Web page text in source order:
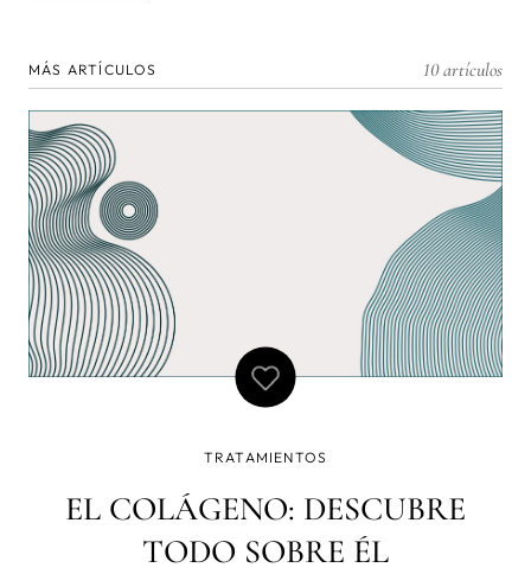
MÁS ARTÍCULOS 10 artículos
TRATAMIENTOS
EL COLÁGENO: DESCUBRE
TODO SOBRE ÉL